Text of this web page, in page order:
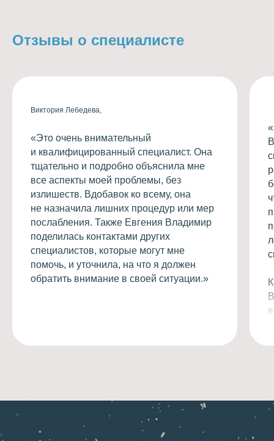
Отзывы о специалисте
Виктория Лебедева,
«Это очень внимательный
и квалифицированный специалист. Она
тщательно и подробно объяснила мне
все аспекты моей проблемы, без
излишеств. Вдобавок ко всему, она
не назначила лишних процедур или мер
послабления. Также Евгения Владимир
поделилась контактами других
специалистов, которые могут мне
помочь, и уточнила, на что я должен
обратить внимание в своей ситуации.»